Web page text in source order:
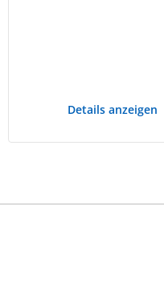
Details anzeigen